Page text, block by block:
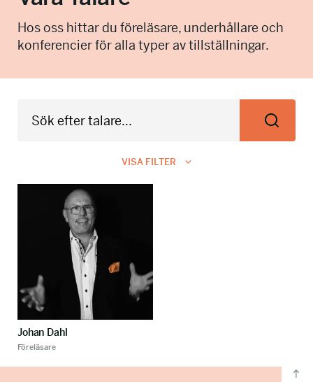
info@talkingminds.se
Hos oss hittar du föreläsare, underhållare och
konferencier för alla typer av tillställningar.
VISA FILTER
Johan Dahl
Föreläsare